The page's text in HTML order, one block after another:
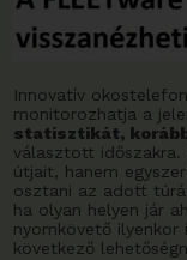
Innovatív
monitorozhatja a
statisztikát,
választott
útjait, hanem
osztani az adott
ha olyan helyen jár
nyomkövető
következő